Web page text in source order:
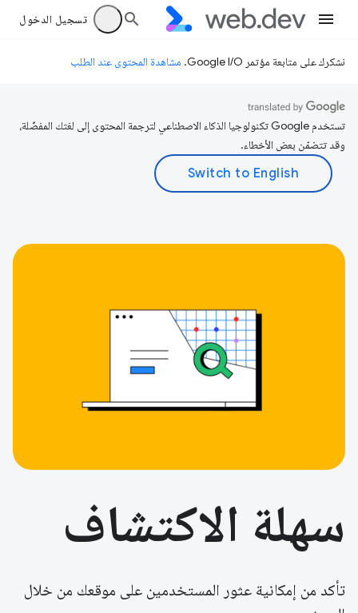
تسجيل الدخول
نشكرك على متابعة مؤتمر Google I/O. مشاهدة المحتوى عند الطلب
تستخدم Google تكنولوجيا الذكاء الاصطناعي لترجمة المحتوى إلى لغتك المفضّلة،
وقد تتضمّن بعض الأخطاء.
سهلة الاكتشاف
تأكد من إمكانية عثور المستخدمين على موقعك من خلال